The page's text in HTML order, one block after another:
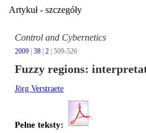
Artykuł - szczegóły
Control and Cybernetics
2009 38 2 | 509-526
Fuzzy regions:
Jörg Verstraete
Pełne teksty: